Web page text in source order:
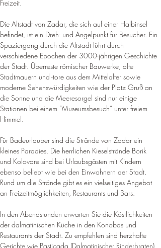
Freizeit.
Die Altstadt von Zadar, die sich auf einer Halbinsel
befindet, ist ein Dreh- und Angelpunkt für Besucher. Ein
Spaziergang durch die Altstadt führt durch
verschiedene Epochen der 3000-jährigen Geschichte
der Stadt. Überreste römischer Bauwerke, alte
Stadtmauern und -tore aus dem Mittelalter sowie
moderne Sehenswürdigkeiten wie der Platz Gruß an
die Sonne und die Meeresorgel sind nur einige
Stationen bei einem “Museumsbesuch” unter freiem
Himmel.
Für Badeurlauber sind die Strände von Zadar ein
kleines Paradies. Die herrlichen Kieselstrände Borik
und Kolovare sind bei Urlaubsgästen mit Kindern
ebenso beliebt wie bei den Einwohnern der Stadt.
Rund um die Strände gibt es ein vielseitiges Angebot
an Freizeitmöglichkeiten, Restaurants und Bars.
In den Abendstunden erwarten Sie die Köstlichkeiten
der dalmatinischen Küche in den Konobas und
Restaurants der Stadt. Zu empfehlen sind herzhafte
Gerichte wie Pasticada (Dalmatinischer Rinderbraten)